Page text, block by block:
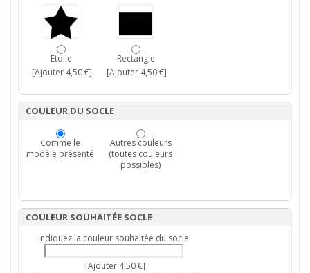
Etoile
[Ajouter 4,50 €]
Rectangle
[Ajouter 4,50 €]
COULEUR DU SOCLE
Comme le
modèle présenté
Autres couleurs
(toutes couleurs
possibles)
COULEUR SOUHAITÉE SOCLE
Indiquez la couleur souhaitée du socle
[Ajouter 4,50 €]